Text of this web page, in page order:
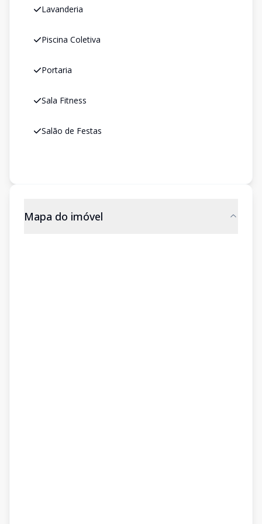
Lavanderia
Piscina Coletiva
Portaria
Sala Fitness
Salão de Festas
Mapa do imóvel